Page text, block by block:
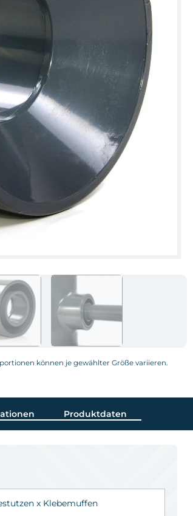
können je gewählter Größe variieren.
Produktdaten
x Klebemuffen